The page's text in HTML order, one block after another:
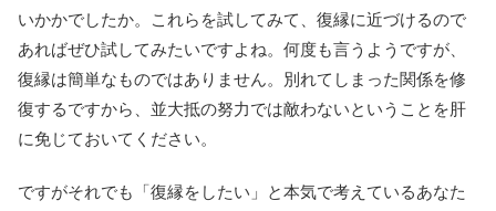
いかかでしたか。これらを試してみて、復縁に近づけるので
あればぜひ試してみたいですよね。何度も言うようですが、
復縁は簡単なものではありません。別れてしまった関係を修
復するですから、並大抵の努力では敵わないということを肝
に免じておいてください。
ですがそれでも「復縁をしたい」と本気で考えているあなた